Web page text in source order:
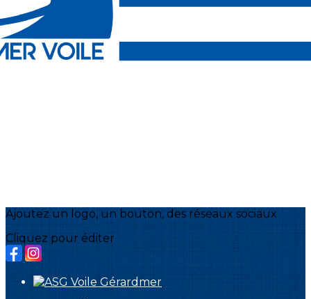
Ajoutez un logo, un bouton, des réseaux sociaux
Cliquez pour éditer